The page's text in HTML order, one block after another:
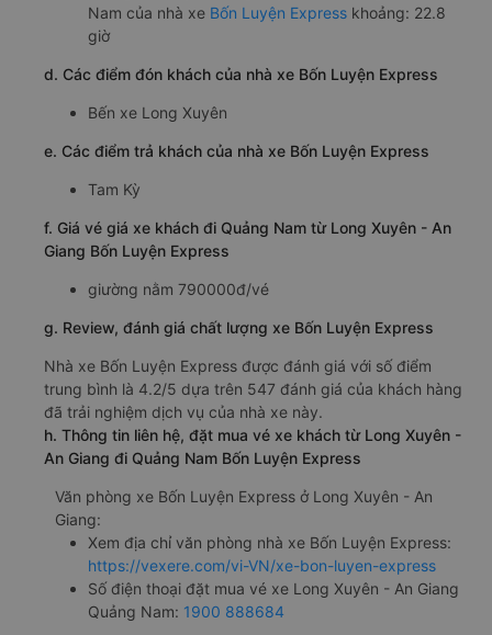
Nam của nhà xe Bốn Luyện Express khoảng: 22.8
giờ
d. Các điểm đón khách của nhà xe Bốn Luyện Express
Bến xe Long Xuyên
e. Các điểm trả khách của nhà xe Bốn Luyện Express
Tam Kỳ
f. Giá vé giá xe khách đi Quảng Nam từ Long Xuyên - An
Giang Bốn Luyện Express
giường nằm 790000đ/vé
g. Review, đánh giá chất lượng xe Bốn Luyện Express
Nhà xe Bốn Luyện Express được đánh giá với số điểm
trung bình là 4.2/5 dựa trên 547 đánh giá của khách hàng
đã trải nghiệm dịch vụ của nhà xe này.
h. Thông tin liên hệ, đặt mua vé xe khách từ Long Xuyên -
An Giang đi Quảng Nam Bốn Luyện Express
Văn phòng xe Bốn Luyện Express ở Long Xuyên - An
Giang:
Xem địa chỉ văn phòng nhà xe Bốn Luyện Express:
https://vexere.com/vi-VN/xe-bon-luyen-express
Số điện thoại đặt mua vé xe Long Xuyên - An Giang
Quảng Nam: 1900 888684